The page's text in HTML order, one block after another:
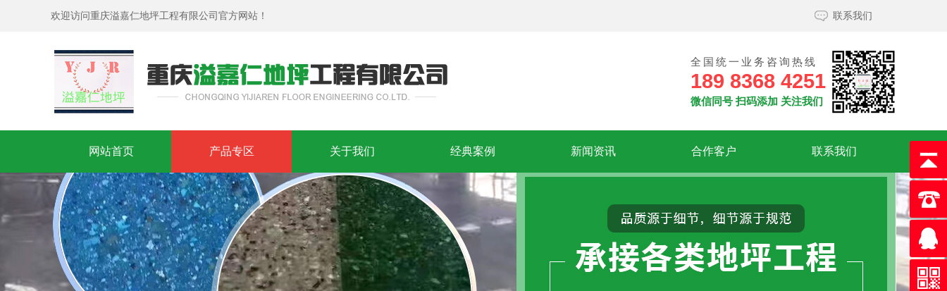
欢迎访问重庆溢嘉仁地坪工程有限公司官方网站！ 联系我们
全国统一业务咨询热线
189 8368 4251
微信同号 扫码添加 关注我们
网站首页 产品专区 关于我们 经典案例 新闻资讯 合作客户 联系我们